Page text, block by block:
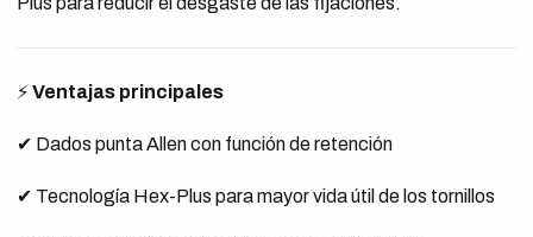
⚡Ventajas principales
✔ Dados punta Allen con función de retención
✔ Tecnología Hex-Plus para mayor vida útil de los tornillos